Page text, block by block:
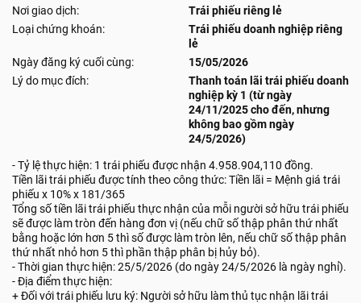
Nơi giao dịch:
Trái phiếu riêng lẻ
Loại chứng khoán:
Trái phiếu doanh nghiệp riêng
lẻ
Ngày đăng ký cuối cùng:
15/05/2026
Lý do mục đích:
Thanh toán lãi trái phiếu doanh
nghiệp kỳ 1 (từ ngày
24/11/2025 cho đến, nhưng
không bao gồm ngày
24/5/2026)
- Tỷ lệ thực hiện: 1 trái phiếu được nhận 4.958.904,110 đồng.
Tiền lãi trái phiếu được tính theo công thức: Tiền lãi = Mệnh giá trái
phiếu x 10% x 181/365
Tổng số tiền lãi trái phiếu thực nhận của mỗi người sở hữu trái phiếu
sẽ được làm tròn đến hàng đơn vị (nếu chữ số thập phân thứ nhất
bằng hoặc lớn hơn 5 thì số được làm tròn lên, nếu chữ số thập phân
thứ nhất nhỏ hơn 5 thì phần thập phân bị hủy bỏ).
- Thời gian thực hiện: 25/5/2026 (do ngày 24/5/2026 là ngày nghỉ).
- Địa điểm thực hiện:
+ Đối với trái phiếu lưu ký: Người sở hữu làm thủ tục nhận lãi trái